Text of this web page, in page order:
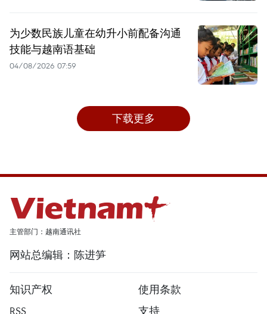
为少数民族儿童在幼升小前配备沟通
技能与越南语基础
04/08/2026 07:59
下载更多
主管部门：越南通讯社
网站总编辑：陈进笋
知识产权
使用条款
RSS
支持